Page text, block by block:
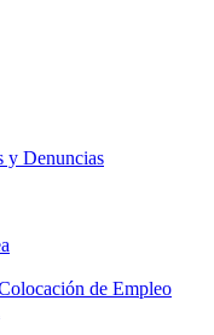
y Denuncias
de Empleo